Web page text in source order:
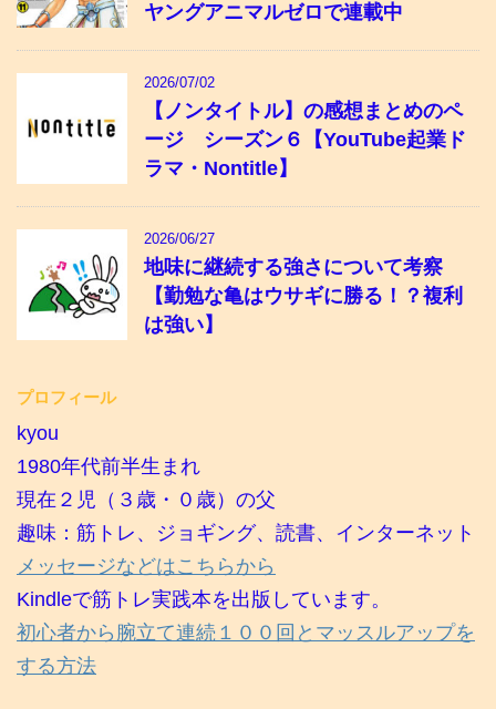
ヤングアニマルゼロで連載中
2026/07/02
【ノンタイトル】の感想まとめのペ
ージ シーズン６【YouTube起業ド
ラマ・Nontitle】
2026/06/27
地味に継続する強さについて考察
【勤勉な亀はウサギに勝る！？複利
は強い】
プロフィール
kyou
1980年代前半生まれ
現在２児（３歳・０歳）の父
趣味：筋トレ、ジョギング、読書、インターネット
メッセージなどはこちらから
Kindleで筋トレ実践本を出版しています。
初心者から腕立て連続１００回とマッスルアップを
する方法